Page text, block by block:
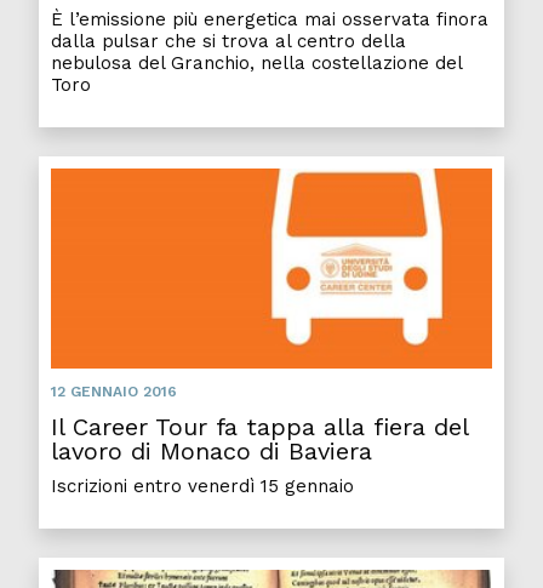
È l’emissione più energetica mai osservata finora
dalla pulsar che si trova al centro della
nebulosa del Granchio, nella costellazione del
Toro
12 GENNAIO 2016
Il Career Tour fa tappa alla fiera del
lavoro di Monaco di Baviera
Iscrizioni entro venerdì 15 gennaio